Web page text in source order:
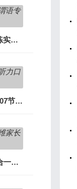
浪叶轩英语《非谓语专项训练实战课10讲》
晓莉全场景英语听力口语课607节完整版(含电子讲义)
清华潘潘学霸思维家长课12合一完整版(54节)